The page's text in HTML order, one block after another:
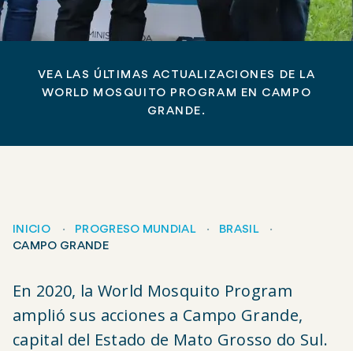
VEA LAS ÚLTIMAS ACTUALIZACIONES DE LA
WORLD MOSQUITO PROGRAM EN CAMPO
GRANDE.
de
pan
INICIO PROGRESO MUNDIAL
BRASIL
CAMPO GRANDE
En 2020, la World Mosquito Program
amplió sus acciones a Campo Grande,
capital del Estado de Mato Grosso do Sul.